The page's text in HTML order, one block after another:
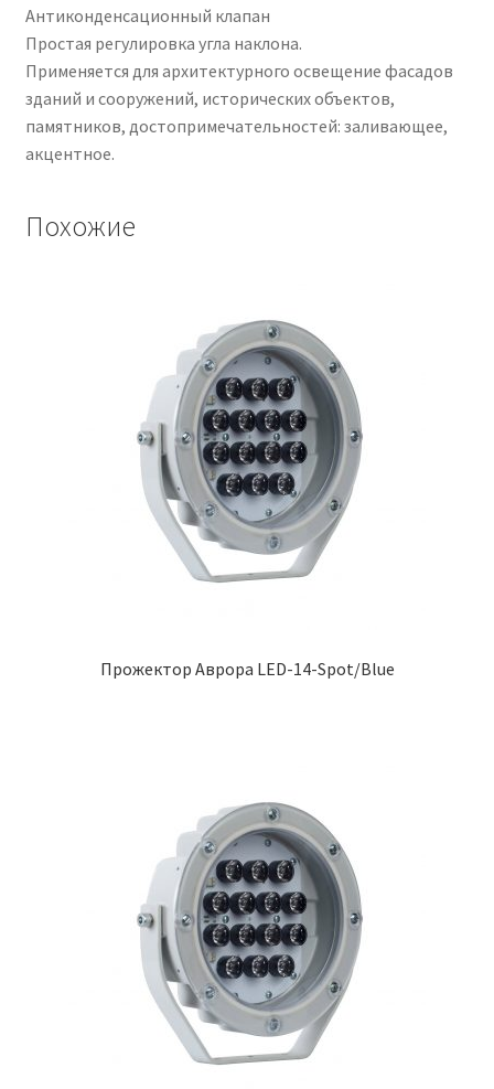
Антиконденсационный клапан
Простая регулировка угла наклона.
Применяется для архитектурного освещение фасадов
зданий и сооружений, исторических объектов,
памятников, достопримечательностей: заливающее,
акцентное.
Похожие
Прожектор Аврора LED-14-Spot/Blue